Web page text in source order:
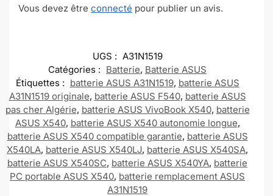
Vous devez être connecté pour publier un avis.
UGS : A31N1519
Catégories : Batterie, Batterie ASUS
Étiquettes : batterie ASUS A31N1519, batterie ASUS
A31N1519 originale, batterie ASUS F540, batterie ASUS
pas cher Algérie, batterie ASUS VivoBook X540, batterie
ASUS X540, batterie ASUS X540 autonomie longue,
batterie ASUS X540 compatible garantie, batterie ASUS
X540LA, batterie ASUS X540LJ, batterie ASUS X540SA,
batterie ASUS X540SC, batterie ASUS X540YA, batterie
PC portable ASUS X540, batterie remplacement ASUS
A31N1519